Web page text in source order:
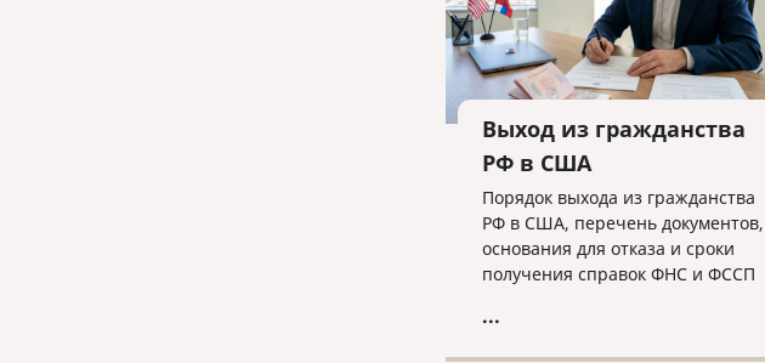
Выход из гражданства
РФ в США
Порядок выхода из гражданства
РФ в США, перечень документов,
основания для отказа и сроки
получения справок ФНС и ФССП
...